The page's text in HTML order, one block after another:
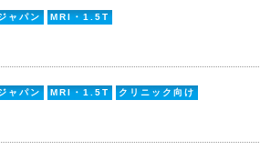
ャパン MRI・1.5T
ャパン MRI・1.5T クリニック向け